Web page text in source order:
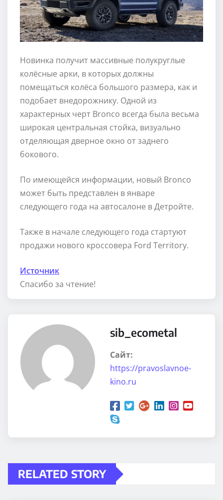
Новинка получит массивные полукруглые
колёсные арки, в которых должны
помещаться колёса большого размера, как и
подобает внедорожнику. Одной из
характерных черт Bronco всегда была весьма
широкая центральная стойка, визуально
отделяющая дверное окно от заднего
бокового.
По имеющейся информации, новый Bronco
может быть представлен в январе
следующего года на автосалоне в Детройте.
Также в начале следующего года стартуют
продажи нового кроссовера Ford Territory.
Источник
Спасибо за чтение!
sib_ecometal
Сайт:
https://pravoslavnoe-
kino.ru
RELATED STORY